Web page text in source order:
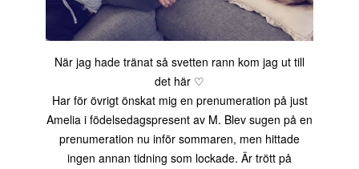
När jag hade tränat så svetten rann kom jag ut till
det här ♡
Har för övrigt önskat mig en prenumeration på just
Amelia i födelsedagspresent av M. Blev sugen på en
prenumeration nu inför sommaren, men hittade
ingen annan tidning som lockade. Är trött på